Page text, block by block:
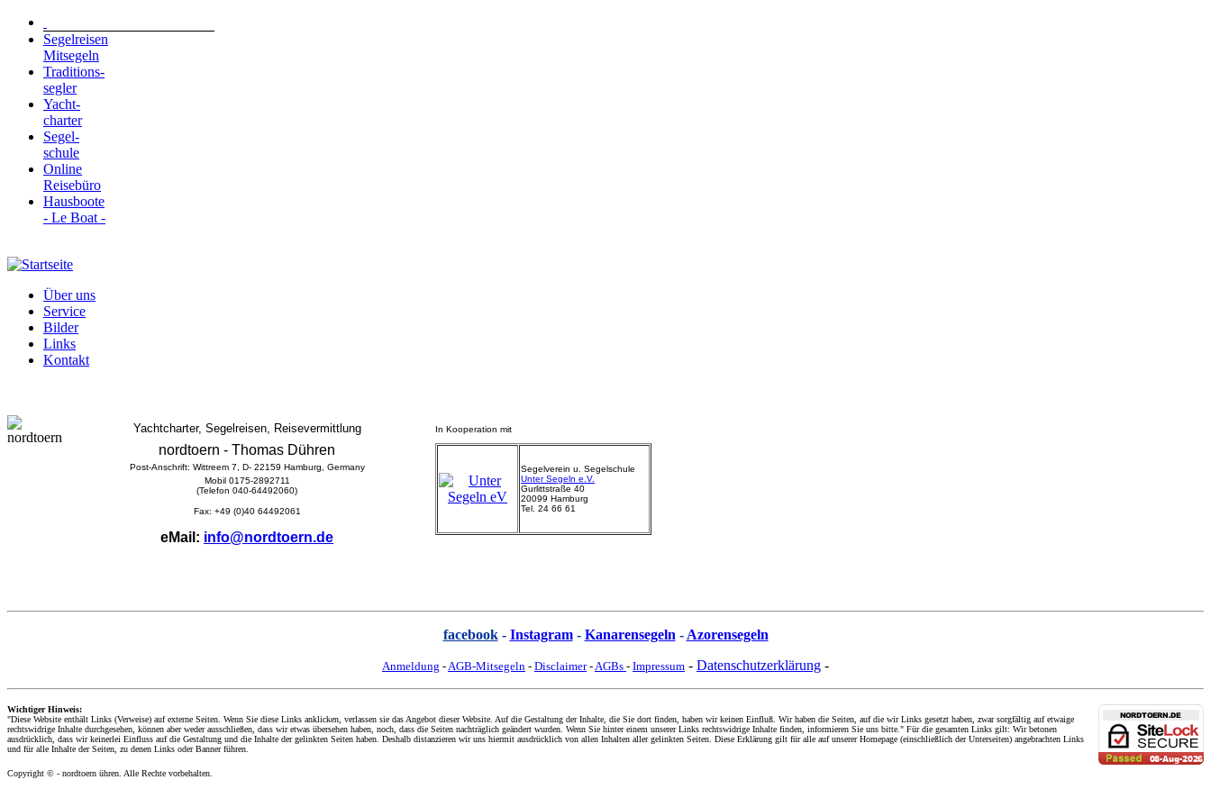
Segelreisen
Mitsegeln
Traditions-
segler
Yacht-
charter
Segel-
schule
Online
Reisebüro
Hausboote
- Le Boat -
Über uns
Service
Bilder
Links
Kontakt
Yachtcharter, Segelreisen, Reisevermittlung
nordtoern - Thomas Dühren
Post-Anschrift: Wittreem 7, D- 22159 Hamburg, Germany
Mobil 0175-2892711
(Telefon 040-64492060)
Fax: +49 (0)40 64492061
eMail: info@nordtoern.de
In Kooperation mit
Segelverein u. Segelschule
Unter Segeln e.V.
Gurlittstraße 40
20099 Hamburg
Tel. 24 66 61
facebook- Instagram- Kanarensegeln - Azorensegeln
Anmeldung -AGB-Mitsegeln - Disclaimer-AGBs - Impressum - Datenschutzerklärung -
Wichtiger Hinweis:
"Diese Website enthält Links (Verweise) auf externe Seiten. Wenn Sie diese Links anklicken, verlassen sie das Angebot dieser Website. Auf die Gestaltung der Inhalte, die Sie dort finden, haben wir keinen Einfluß. Wir haben die Seiten, auf die wir Links gesetzt haben, zwar sorgfältig auf etwaige
rechtswidrige Inhalte durchgesehen, können aber weder ausschließen, dass wir etwas übersehen haben, noch, dass die Seiten nachträglich geändert wurden. Wenn Sie hinter einem unserer Links rechtswidrige Inhalte finden, informieren Sie uns bitte." Für die gesamten Links gilt: Wir betonen
ausdrücklich, dass wir keinerlei Einfluss auf die Gestaltung und die Inhalte der gelinkten Seiten haben. Deshalb distanzieren wir uns hiermit ausdrücklich von allen Inhalten aller gelinkten Seiten. Diese Erklärung gilt für alle auf unserer Homepage (einschließlich der Unterseiten) angebrachten Links
und für alle Inhalte der Seiten, zu denen Links oder Banner führen.
Copyright © - nordtoern ühren. Alle Rechte vorbehalten.